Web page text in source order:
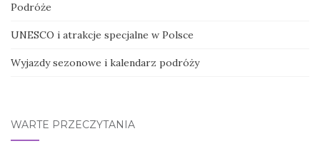
Podróże
UNESCO i atrakcje specjalne w Polsce
Wyjazdy sezonowe i kalendarz podróży
WARTE PRZECZYTANIA